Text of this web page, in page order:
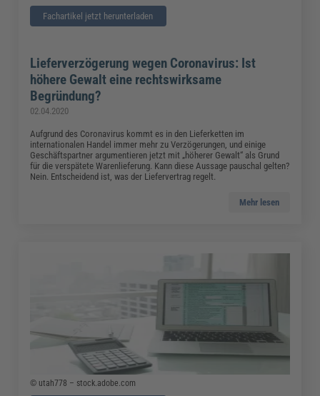
Fachartikel jetzt herunterladen
Lieferverzögerung wegen Coronavirus: Ist
höhere Gewalt eine rechtswirksame
Begründung?
02.04.2020
Aufgrund des Coronavirus kommt es in den Lieferketten im
internationalen Handel immer mehr zu Verzögerungen, und einige
Geschäftspartner argumentieren jetzt mit „höherer Gewalt“ als Grund
für die verspätete Warenlieferung. Kann diese Aussage pauschal gelten?
Nein. Entscheidend ist, was der Liefervertrag regelt.
Mehr lesen
© utah778 – stock.adobe.com